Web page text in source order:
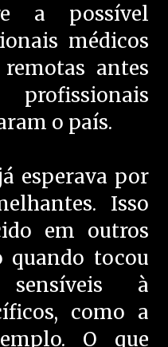
a possível
médicos
antes
profissionais
o país.
esperava por
Isso
em outros
quando tocou
à
como a
O que